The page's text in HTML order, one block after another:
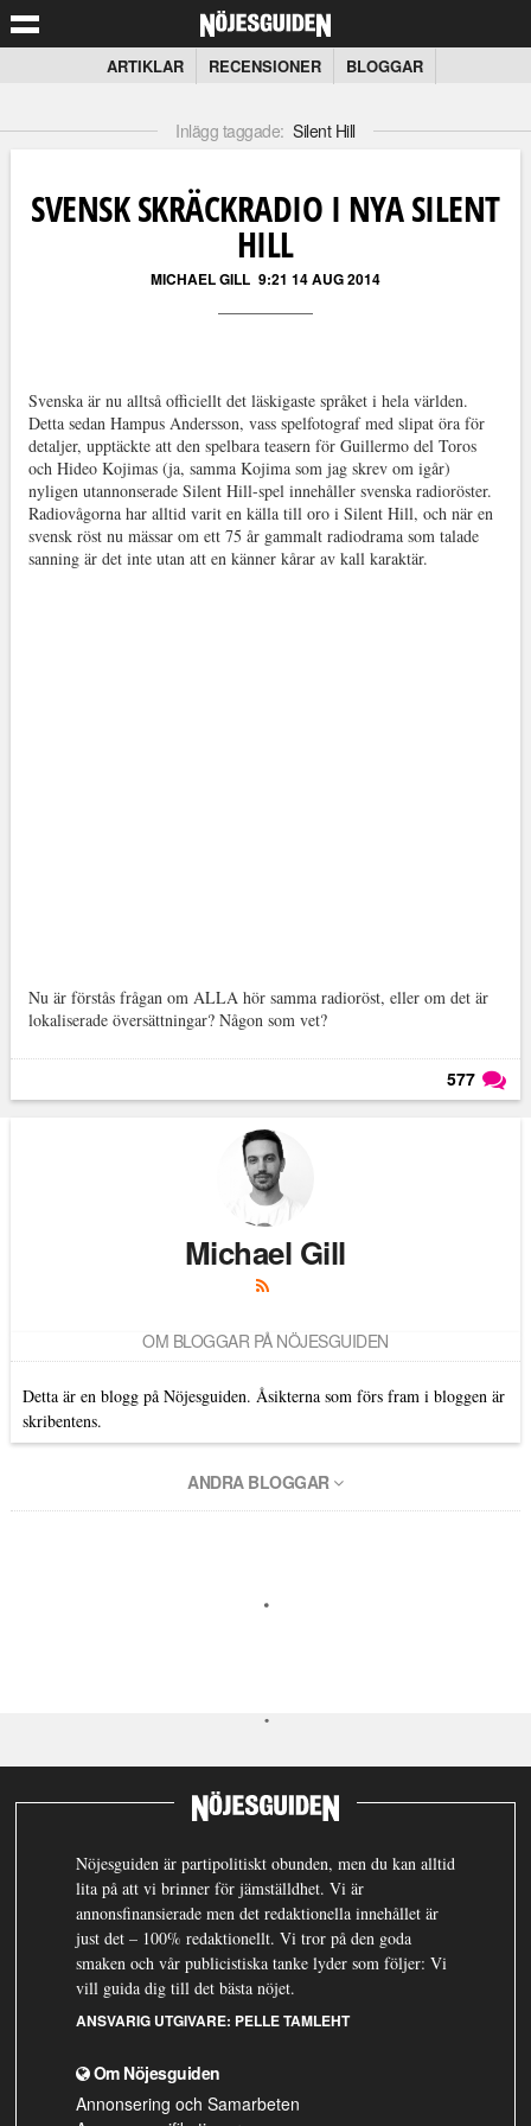
ARTIKLAR RECENSIONER BLOGGAR
Inlägg taggade: Silent Hill
SVENSK SKRÄCKRADIO I NYA SILENT
HILL
MICHAEL GILL 9:21 14 AUG 2014
Svenska är nu alltså officiellt det läskigaste språket i hela världen.
Detta sedan Hampus Andersson, vass spelfotograf med slipat öra för
detaljer, upptäckte att den spelbara teasern för Guillermo del Toros
och Hideo Kojimas (ja, samma Kojima som jag skrev om igår)
nyligen utannonserade Silent Hill-spel innehåller svenska radioröster.
Radiovågorna har alltid varit en källa till oro i Silent Hill, och när en
svensk röst nu mässar om ett 75 år gammalt radiodrama som talade
sanning är det inte utan att en känner kårar av kall karaktär.
Nu är förstås frågan om ALLA hör samma radioröst, eller om det är
lokaliserade översättningar? Någon som vet?
577
Michael Gill
OM BLOGGAR PÅ NÖJESGUIDEN
Detta är en blogg på Nöjesguiden. Åsikterna som förs fram i bloggen är
skribentens.
ANDRA BLOGGAR
Nöjesguiden är partipolitiskt obunden, men du kan alltid
lita på att vi brinner för jämställdhet. Vi är
annonsfinansierade men det redaktionella innehållet är
just det – 100% redaktionellt. Vi tror på den goda
smaken och vår publicistiska tanke lyder som följer: Vi
vill guida dig till det bästa nöjet.
ANSVARIG UTGIVARE: PELLE TAMLEHT
Om Nöjesguiden
Annonsering och Samarbeten